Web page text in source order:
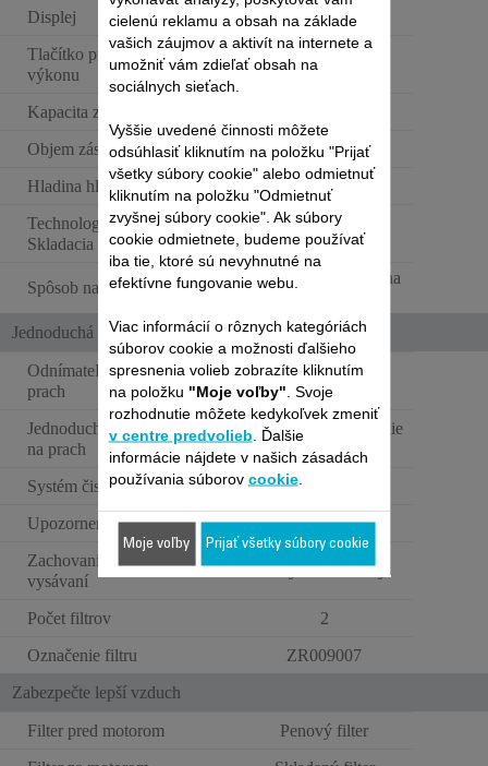
Displej
LCD
Tlačítko pre zvýšenie
výkonu
Kapacita zásobníka na prach
Objem zásobníka na prach
0,9 L
Hladina hluku
Štandard
Technologie Flex –
Skladacia trubica
Spôsob nabíjania
Základňa osadená na
Jednoduchá údržba
Odnímateľná nádoba na
prach
Jednoduché čistenie nádoby
na prach
Jednoduché otváranie
jedným pohybom
Systém čistenia sacej hubice
Upozornenie na údržbu filtra
Zachovanie výkonu pri
vysávaní
Umývateľné filtry
Počet filtrov
2
Označenie filtru
ZR009007
Zabezpečte lepší vzduch
Filter pred motorom
Penový filter
cielenú reklamu a obsah na základe
vašich záujmov a aktivít na internete a
umožniť vám zdieľať obsah na
sociálnych sieťach.
Vyššie uvedené činnosti môžete
odsúhlasiť kliknutím na položku "Prijať
všetky súbory cookie" alebo odmietnuť
kliknutím na položku "Odmietnuť
zvyšnej súbory cookie". Ak súbory
cookie odmietnete, budeme používať
iba tie, ktoré sú nevyhnutné na
efektívne fungovanie webu.
Viac informácií o rôznych kategóriách
súborov cookie a možnosti ďalšieho
spresnenia volieb zobrazíte kliknutím
na položku "Moje voľby" . Svoje
rozhodnutie môžete kedykoľvek zmeniť
v centre predvolieb . Ďalšie
informácie nájdete v našich zásadách
používania súborov cookie.
Moje voľby Prijať všetky súbory cookie